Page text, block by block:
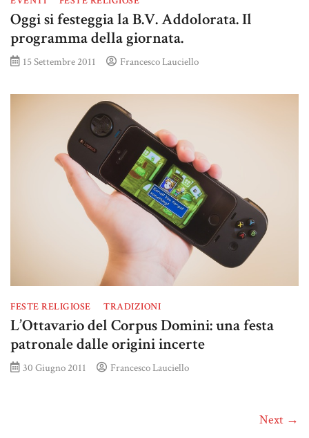
Oggi si festeggia la B.V. Addolorata. Il
programma della giornata.
15 Settembre 2011 Francesco Lauciello
FESTE RELIGIOSE TRADIZIONI
L’Ottavario del Corpus Domini: una festa
patronale dalle origini incerte
30 Giugno 2011 Francesco Lauciello
Next →